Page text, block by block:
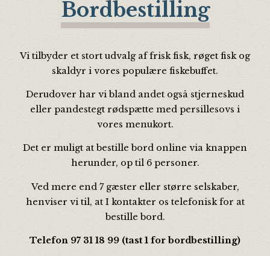
Bordbestilling
Vi tilbyder et stort udvalg af frisk fisk, røget fisk og
skaldyr i vores populære fiskebuffet.
Derudover har vi bland andet også stjerneskud
eller pandestegt rødspætte med persillesovs i
vores menukort.
Det er muligt at bestille bord online via knappen
herunder, op til 6 personer.
Ved mere end 7 gæster eller større selskaber,
henviser vi til, at I kontakter os telefonisk for at
bestille bord.
Telefon 97 31 18 99 (tast 1 for bordbestilling)